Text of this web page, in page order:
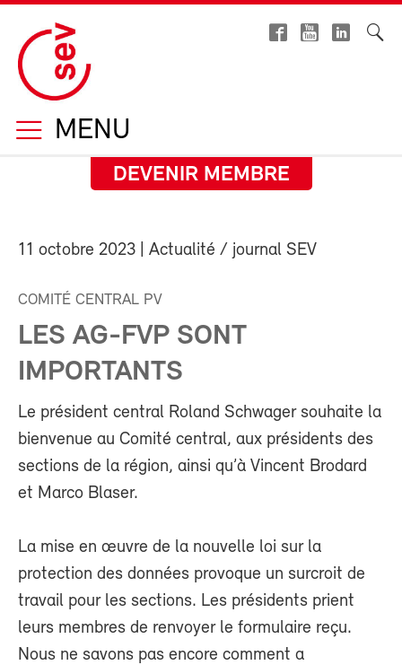
MENU
DEVENIR MEMBRE
11 octobre 2023 | Actualité / journal SEV
COMITÉ CENTRAL PV
LES AG-FVP SONT
IMPORTANTS
Le président central Roland Schwager souhaite la
bienvenue au Comité central, aux présidents des
sections de la région, ainsi qu’à Vincent Brodard
et Marco Blaser.
La mise en œuvre de la nouvelle loi sur la
protection des données provoque un surcroit de
travail pour les sections. Les présidents prient
leurs membres de renvoyer le formulaire reçu.
Nous ne savons pas encore comment a